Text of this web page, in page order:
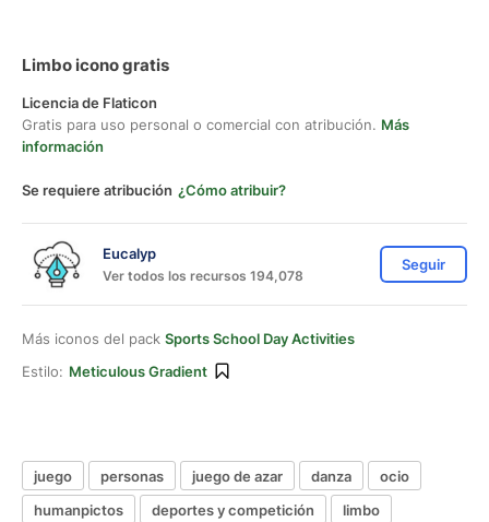
Limbo icono gratis
Licencia de Flaticon
Gratis para uso personal o comercial con atribución. Más
información
Se requiere atribución ¿Cómo atribuir?
Eucalyp
Ver todos los recursos 194,078
Seguir
Más iconos del pack Sports School Day Activities
Estilo: Meticulous Gradient
juego personas juego de azar danza
ocio
humanpictos
deportes y competición limbo